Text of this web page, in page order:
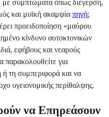
με συμπτώματα όπως διέγερση,
και μυϊκή ακαμψία πηγή:
προειδοποίηση «μαύρου
κίνδυνο αυτοκτονικών
εφήβους και νεαρούς
παρακολουθείτε για
ή τη συμπεριφορά και να
υγειονομικής περίθαλψης.
να Επηρεάσουν